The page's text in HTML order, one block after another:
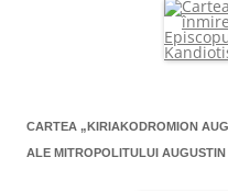
CARTEA „KIRIAKODROMION
ALE MITROPOLITULUI